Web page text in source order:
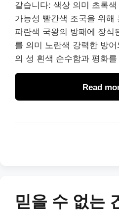
같습니다: 색상 의미 초록
가능성 빨간색 조국을 위해
파란색 국왕의 방패에 장식
를 의미 노란색 강력한 방
의 성 흰색 순수함과 평화
Read
믿을 수 없는